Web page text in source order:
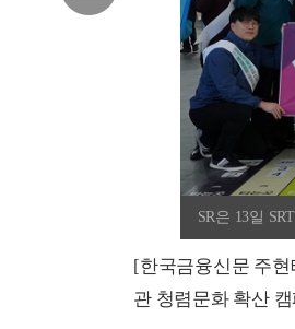
SR은 13일
[한국금융신문 주현
관 청렴문화 확산